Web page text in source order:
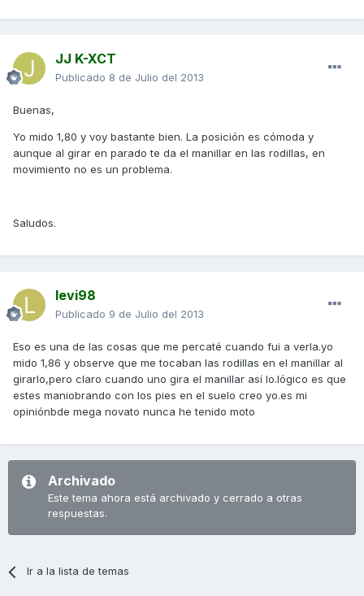
JJ K-XCT
Publicado 8 de Julio del 2013
Buenas,
Yo mido 1,80 y voy bastante bien. La posición es cómoda y
aunque al girar en parado te da el manillar en las rodillas, en
movimiento no es un problema.
Saludos.
levi98
Publicado 9 de Julio del 2013
Eso es una de las cosas que me percaté cuando fui a verla.yo
mido 1,86 y observe que me tocaban las rodillas en el manillar al
girarlo,pero claro cuando uno gira el manillar así lo.lógico es que
estes maniobrando con los pies en el suelo creo yo.es mi
opiniónbde mega novato nunca he tenido moto
Archivado
Este tema ahora está archivado y cerrado a otras
respuestas.
Ir a la lista de temas